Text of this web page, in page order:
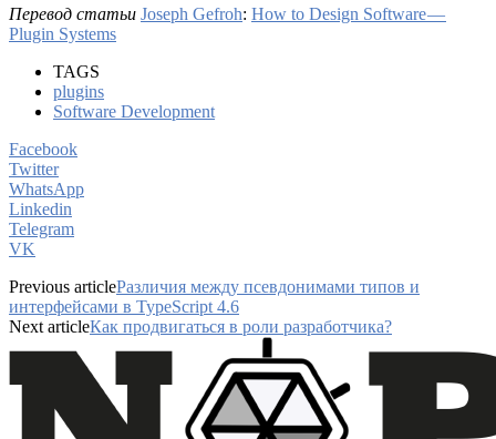
Перевод статьи Joseph Gefroh: How to Design Software —
Plugin Systems
TAGS
plugins
Software Development
Facebook
Twitter
WhatsApp
Linkedin
Telegram
VK
Previous articleРазличия между псевдонимами типов и
интерфейсами в TypeScript 4.6
Next articleКак продвигаться в роли разработчика?